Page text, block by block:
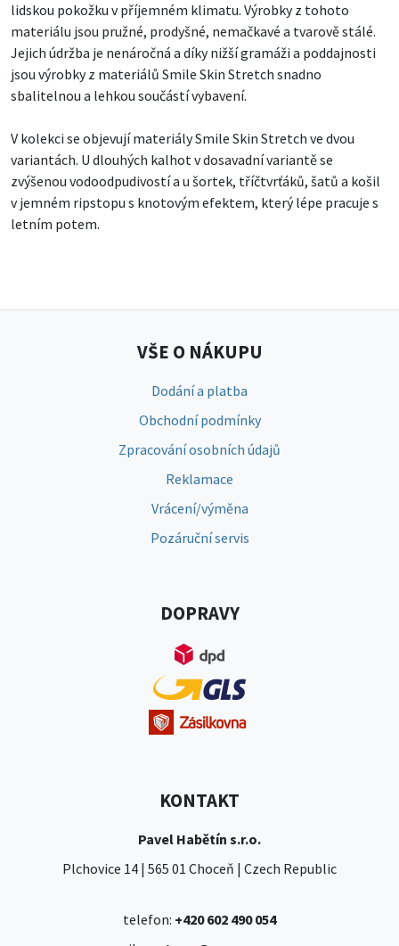
lidskou pokožku v příjemném klimatu. Výrobky z tohoto
materiálu jsou pružné, prodyšné, nemačkavé a tvarově stálé.
Jejich údržba je nenáročná a díky nižší gramáži a poddajnosti
jsou výrobky z materiálů Smile Skin Stretch snadno
sbalitelnou a lehkou součástí vybavení.
V kolekci se objevují materiály Smile Skin Stretch ve dvou
variantách. U dlouhých kalhot v dosavadní variantě se
zvýšenou vodoodpudivostí a u šortek, tříčtvrťáků, šatů a košil
v jemném ripstopu s knotovým efektem, který lépe pracuje s
letním potem.
VŠE O NÁKUPU
Dodání a platba
Obchodní podmínky
Zpracování osobních údajů
Reklamace
Vrácení/výměna
Pozáruční servis
DOPRAVY
KONTAKT
Pavel Habětín s.r.o.
Plchovice 14 | 565 01 Choceň | Czech Republic
telefon: +420 602 490 054